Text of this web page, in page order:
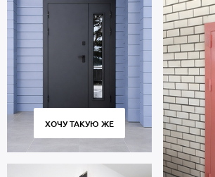
ХОЧУ ТАКУЮ ЖЕ